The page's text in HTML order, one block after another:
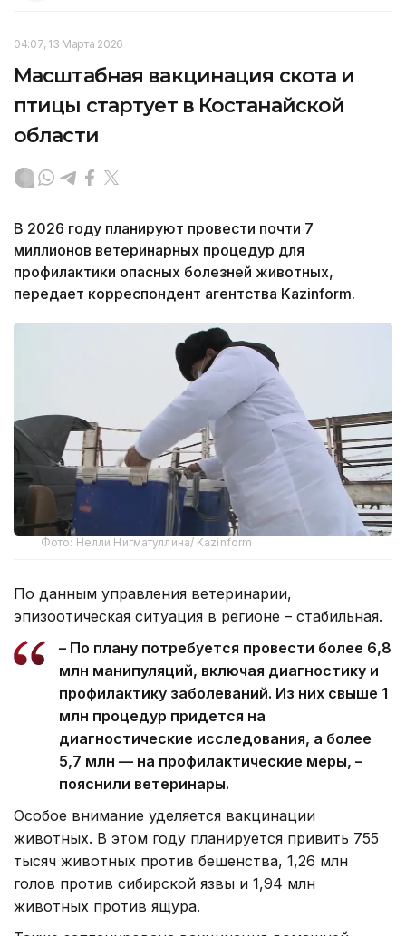
04:07, 13 Марта 2026
Масштабная вакцинация скота и
птицы стартует в Костанайской
области
В 2026 году планируют провести почти 7
миллионов ветеринарных процедур для
профилактики опасных болезней животных,
передает корреспондент агентства Kazinform.
Фото: Нелли Нигматуллина/ Kazinform
По данным управления ветеринарии,
эпизоотическая ситуация в регионе – стабильная.
– По плану потребуется провести более 6,8
млн манипуляций, включая диагностику и
профилактику заболеваний. Из них свыше 1
млн процедур придется на
диагностические исследования, а более
5,7 млн — на профилактические меры, –
пояснили ветеринары.
Особое внимание уделяется вакцинации
животных. В этом году планируется привить 755
тысяч животных против бешенства, 1,26 млн
голов против сибирской язвы и 1,94 млн
животных против ящура.